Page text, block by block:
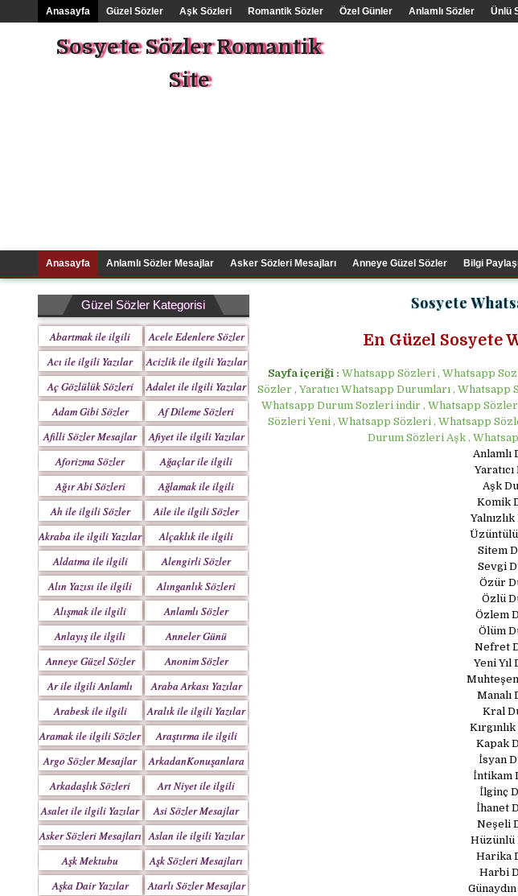
Anasayfa Güzel Sözler Aşk Sözleri Romantik Sözler Özel Günler Anlamlı Sözler Ünlü
Sosyete Sözler Romantik
Site
Anasayfa Anlamlı Sözler Mesajlar Asker Sözleri Mesajları Anneye Güzel Sözler Bilgi
Güzel Sözler Kategorisi
Abartmak ile ilgili
Yazılar
Acele Edenlere Sözler
Acı ile ilgili Yazılar
Acizlik ile ilgili Yazılar
Aç Gözlülük Sözleri
Adalet ile ilgili Yazılar
Adam Gibi Sözler
Mesajlar
Af Dileme Sözleri
Mesajları
Afilli Sözler Mesajlar
Afiyet ile ilgili Yazılar
Aforizma Sözler
Mesajlar
Ağaçlar ile ilgili
Yazılar
Ağır Abi Sözleri
Mesajları
Ağlamak ile ilgili
Yazılar
Ah ile ilgili Sözler
Aile ile ilgili Sözler
Akraba ile ilgili Yazılar
Alçaklık ile ilgili
Yazılar
Aldatma ile ilgili
Yazıları
Alengirli Sözler
Mesajlar
Alın Yazısı ile ilgili
Sözler
Alınganlık Sözleri
Alışmak ile ilgili
Yazılar
Anlamlı Sözler
Mesajlar
Anlayış ile ilgili
Yazılar
Anneler Günü
Mesajları
Anneye Güzel Sözler
Anonim Sözler
Ar ile ilgili Anlamlı
Sözler
Araba Arkası Yazılar
Arabesk ile ilgili
Yazılar
Aralık ile ilgili Yazılar
Aramak ile ilgili Sözler
Araştırma ile ilgili
Sözler
Argo Sözler Mesajlar
ArkadanKonuşanlara
Sözler
Arkadaşlık Sözleri
Mesajları
Art Niyet ile ilgili
Yazılar
Asalet ile ilgili Yazılar
Asi Sözler Mesajlar
Asker Sözleri Mesajları Aslan ile ilgili Yazılar
Aşk Mektubu
Mektupları
Aşk Sözleri Mesajları
Aşka Dair Yazılar
Atarlı Sözler Mesajlar
Sosyete
En Güzel Sosyete
Sayfa içeriği : Whatsapp Sözleri , Whatsapp
Sözler , Yaratıcı Whatsapp Durumları ,
Whatsapp Durum Sozleri indir , Whatsapp
Sözleri Yeni , Whatsapp Sözleri , Whatsapp
Durum Sözleri Aşk ,
Anlamlı
Aşk
Komik
Sitem
Sevgi
Özür
Özlü
Özlem
Ölüm
Nefret
Yeni Yıl
Manalı
Kral
Kapak
İsyan
İntikam
İlginç
İhanet
Neşeli
Hüzünlü
Harika
Harbi